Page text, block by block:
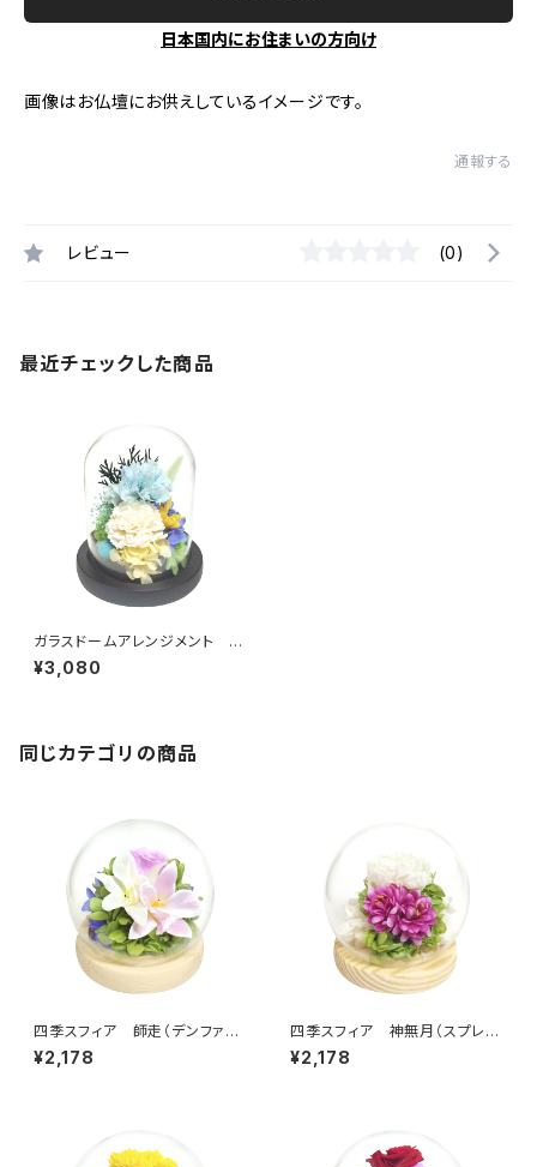
日本国内にお住まいの方向け
画像はお仏壇にお供えしているイメージです。
通報する
レビュー (0)
最近チェックした商品
ガラスドームアレンジメント 瑞
樹（みずき)ホワイト C37200
¥3,080
同じカテゴリの商品
四季スフィア 師走（デンファ
レ） C38312
¥2,178
四季スフィア 神無月（スプレー
マム） C38311
¥2,178